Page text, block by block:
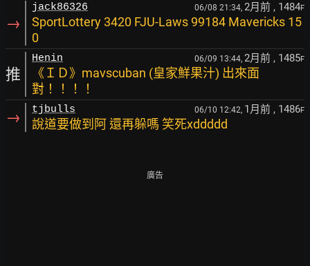
→
jack86326 06/08 21:34, 2月前 , 1484F
SportLottery 3420 FJU-Laws 99184 Mavericks 15
0
推
Henin 06/09 13:44, 2月前 , 1485F
《ＩＤ》mavscuban (皇家鮮果汁) 出來面
對！！！！
→ tjbulls 06/10 12:42, 1月前 , 1486F
說道要做到阿 還再躲嗎 笑死xddddd
廣告